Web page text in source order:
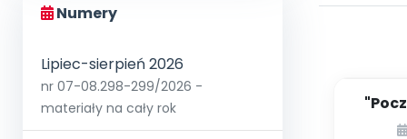
Numery
Lipiec-sierpień 2026
nr 07-08.298-299/2026 -
materiały na cały rok